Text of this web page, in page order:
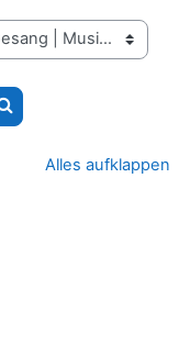
Kurse suchen
Alles aufklappen